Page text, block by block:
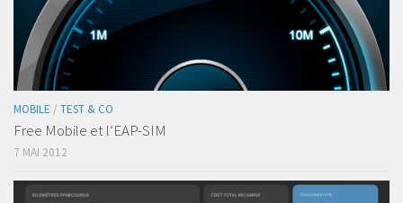
MOBILE / TEST & CO
Free Mobile et l’EAP-SIM
7 MAI 2012